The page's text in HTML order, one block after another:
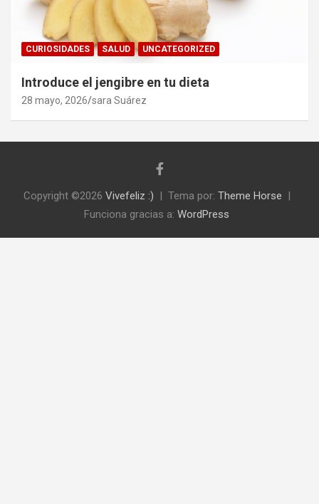
CURIOSIDADES SALUD UNCATEGORIZED
Introduce el jengibre en tu dieta
28 mayo, 2026 sara Suárez
Copyright ©2026 Vivefeliz :) Tema por: Theme Horse
Funciona gracias a: WordPress